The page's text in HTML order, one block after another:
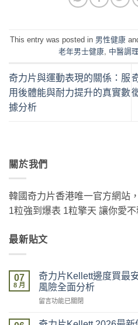
This entry was posted in 男性健康
老年男士健康, 中醫調理
奇力片與運動表現的關係：服
用後體能與耐力提升的真實數
據分析
關於我們
韓國奇力片香港唯一官方網站
1粒強到爆表 1粒擎天 讓你愛不
最新貼文
07
8 月
奇力片Kellett邊度買最
風險全面分析
在
力
留言功能已關閉